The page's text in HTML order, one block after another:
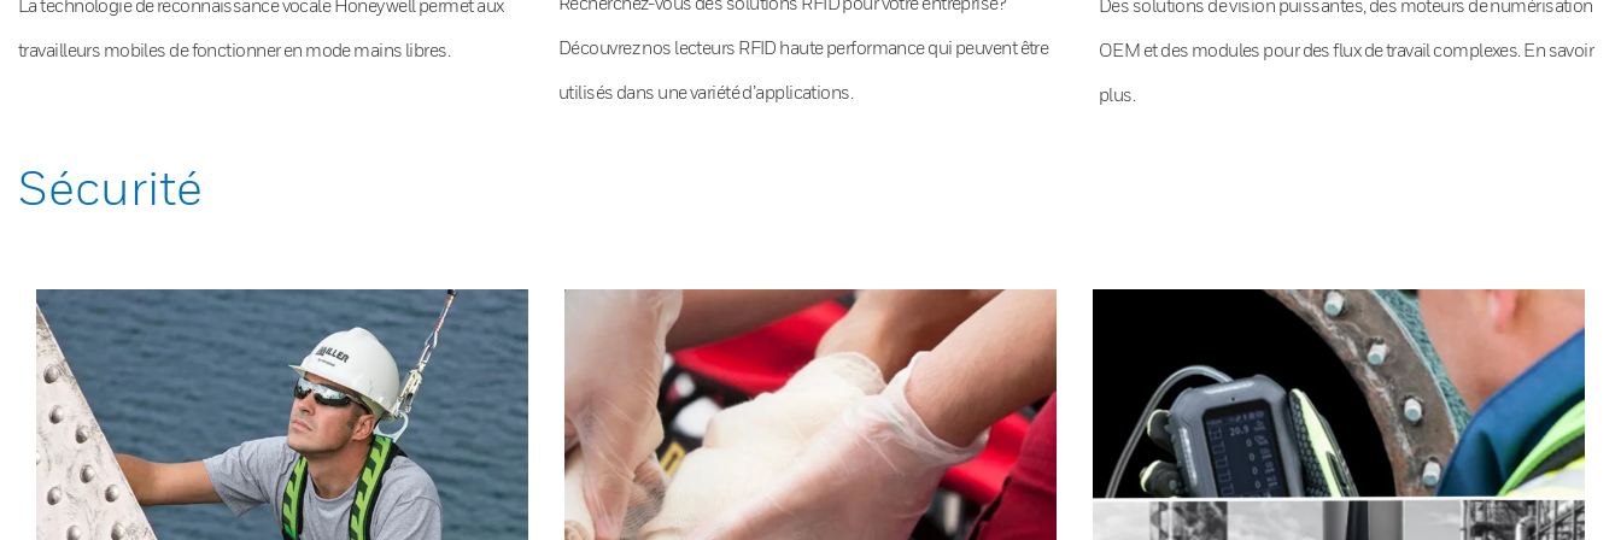
La technologie de reconnaissance vocale Honeywell permet aux
travailleurs mobiles de fonctionner en mode mains libres. Découvrez nos lecteurs RFID haute performance qui peuvent être
utilisés dans une variété d’applications.
Des solutions de vision puissantes, des moteurs de numérisation
OEM et des modules pour des flux de travail complexes. En savoir
plus.
Sécurité